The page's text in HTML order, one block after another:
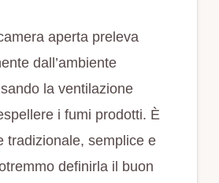
aperta preleva
dall’ambiente
la ventilazione
i fumi prodotti. È
tradizionale, semplice e
definirla il buon